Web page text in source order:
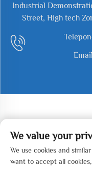
Industrial
Street, High tech
Kopirait © 2025
Technology Co.,
-
We value your
We use cookies and
want to accept all